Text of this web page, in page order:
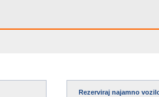
Rezerviraj najamno